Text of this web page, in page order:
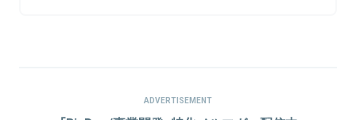
ADVERTISEMENT